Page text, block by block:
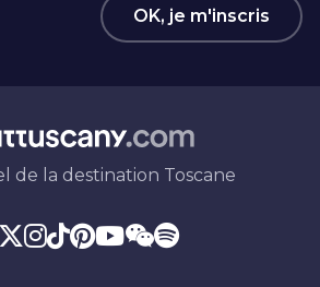
OK, je m'inscris
de la destination Toscane